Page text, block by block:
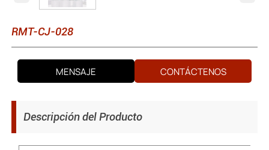
RMT-CJ-028
MENSAJE CONTÁCTENOS
Descripción del Producto